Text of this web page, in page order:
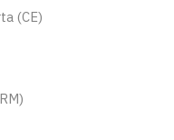
(CE)